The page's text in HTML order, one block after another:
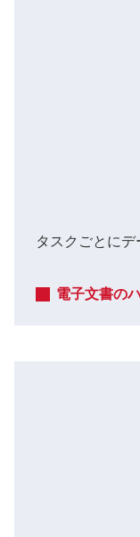
タスクごとに
電子文書の